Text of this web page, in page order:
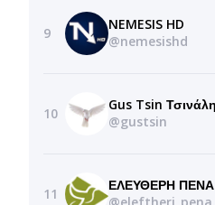
9
NEMESIS HD
@nemesishd
10
@gustsin
11
ΕΛΕΥΘΕΡΗ ΠΕΝΑ